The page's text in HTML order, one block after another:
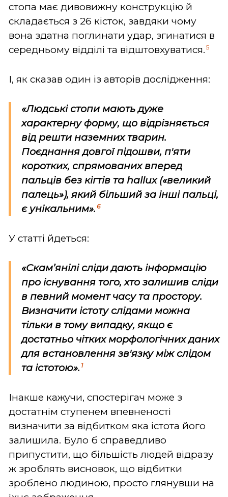
стопа має дивовижну конструкцію й
складається з 26 кісток, завдяки чому
вона здатна поглинати удар, згинатися в
середньому відділі та відштовхуватися. 5
І, як сказав один із авторів дослідження:
«Людські стопи мають дуже
характерну форму, що відрізняється
від решти наземних тварин.
Поєднання довгої підошви, п'яти
коротких, спрямованих вперед
пальців без кігтів та hallux(«великий
палець»), який більший за інші пальці,
є унікальним». 6
У статті йдеться:
«Скам’янілі сліди дають інформацію
про існування того, хто залишив сліди
в певний момент часу та простору.
Визначити істоту слідами можна
тільки в тому випадку, якщо є
достатньо чітких морфологічних даних
для встановлення зв'язку між слідом
та істотою». 1
Інакше кажучи, спостерігач може з
достатнім ступенем впевненості
визначити за відбитком яка істота його
залишила. Було б справедливо
припустити, що більшість людей відразу
ж зроблять висновок, що відбитки
зроблено людиною, просто глянувши на